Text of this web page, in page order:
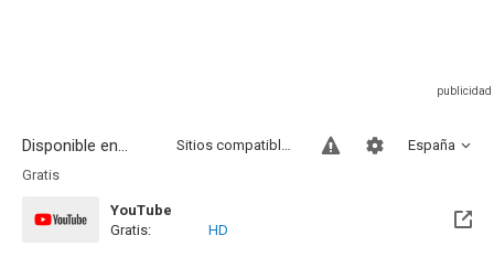
Disponible en... España
Sitios compatibles
Gratis
YouTube
Gratis:
HD